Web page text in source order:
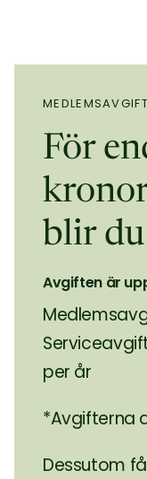
MEDLEMSAVGIFT
För
blir
Avgiften är
per år
*Avgifterna
Dessutom